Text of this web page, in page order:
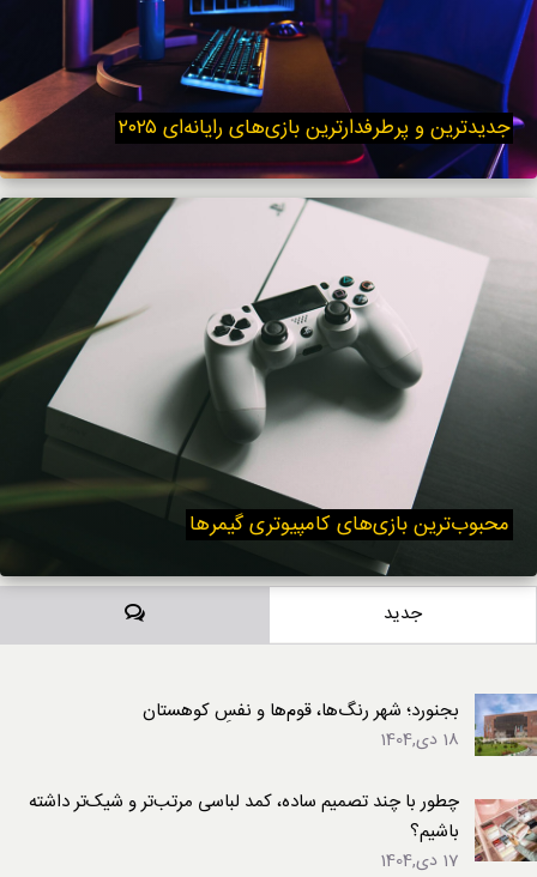
جدیدترین و پرطرفدارترین بازی‌های رایانه‌ای ۲۰۲۵
محبوب‌ترین بازی‌های کامپیوتری گیمرها
جدید دیدگاه‌ها
بجنورد؛ شهر رنگ‌ها، قوم‌ها و نفسِ کوهستان
18 دی,1404
چطور با چند تصمیم ساده، کمد لباسی مرتب‌تر و شیک‌تر داشته
باشیم؟
17 دی,1404